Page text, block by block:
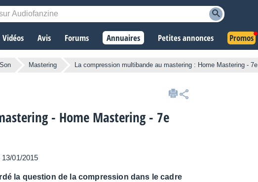
Vidéos Avis Forums Annuaires Petites annonces Promos
Mastering La compression multibande au mastering : Home Mastering -
- Home Mastering - 7e
01/2015
la question de la compression dans le cadre